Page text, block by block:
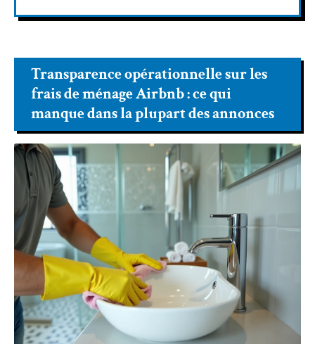
Transparence opérationnelle sur les
frais de ménage Airbnb : ce qui
manque dans la plupart des annonces